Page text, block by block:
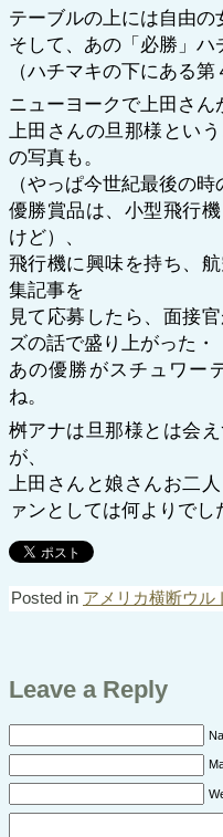
テーブルの上には自由
そして、あの「必勝」
（ハチマキの下にある
ニューヨークで上田さ
上田さんの旦那様とい
の写真も。
（やっぱ今世紀最後の
優勝賞品は、小型飛行
けど）、
飛行機に興味を持ち、
集記事を
見て応募したら、面接
ズの話で盛り上がった・
あの優勝がスチュワー
ね。
桝アナは旦那様とは会
が、
上田さんと娘さんお二
ァンとしては何よりでし
Posted in アメリカ横断ウル
Leave a Reply